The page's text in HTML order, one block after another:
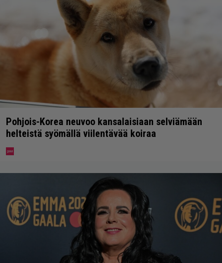
Pohjois-Korea neuvoo kansalaisiaan selviämään
helteistä syömällä viilentävää koiraa